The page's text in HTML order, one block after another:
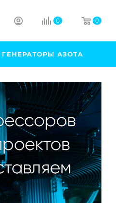
0 0
ГЕНЕРАТОРЫ АЗОТА